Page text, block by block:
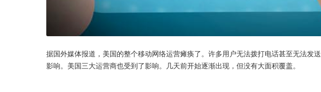
据国外媒体报道，美国的整个移动网络运营瘫痪了。许多用户无法拨打电话甚至无法发送
影响。美国三大运营商也受到了影响。几天前开始逐渐出现，但没有大面积覆盖。